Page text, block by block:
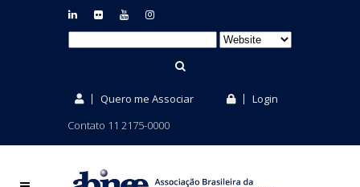
Quero me Associar
Login
Contato 11 2175-0000